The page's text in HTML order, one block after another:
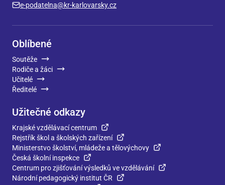
e-podatelna@kr-karlovarsky.cz
Oblíbené
Soutěže
Rodiče a žáci
Učitelé
Ředitelé
Užitečné odkazy
Krajské vzdělávací centrum
Rejstřík škol a školských zařízení
Ministerstvo školství, mládeže a tělovýchovy
Česká školní inspekce
Centrum pro zjišťování výsledků ve vzdělávání
Národní pedagogický institut ČR